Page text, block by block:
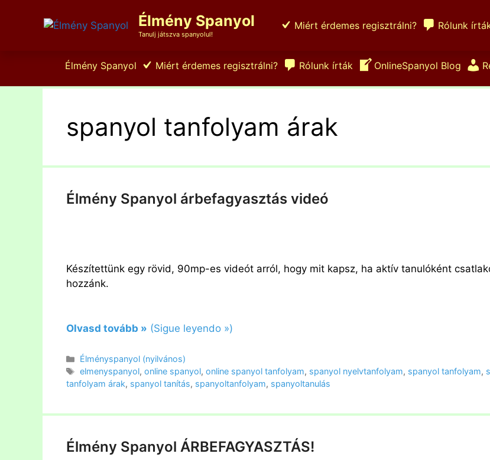
Élmény Spanyol
Tanulj játszva spanyolul!
Miért érdemes regisztrálni? Rólunk
Élmény Spanyol Miért érdemes regisztrálni? Rólunk írták OnlineSpanyol Blog
spanyol tanfolyam árak
Élmény Spanyol árbefagyasztás videó
Készítettünk egy rövid, 90mp-es videót arról, hogy mit kapsz, ha aktív tanulóként
hozzánk.
Olvasd tovább » (Sigue leyendo »)
Kategória
Élményspanyol (nyilvános)
Címkék
elmenyspanyol,online spanyol,online spanyol tanfolyam, spanyol nyelvtanfolyam, spanyol tanfolyam,
tanfolyam árak, spanyol tanítás, spanyoltanfolyam, spanyoltanulás
Élmény Spanyol ÁRBEFAGYASZTÁS!